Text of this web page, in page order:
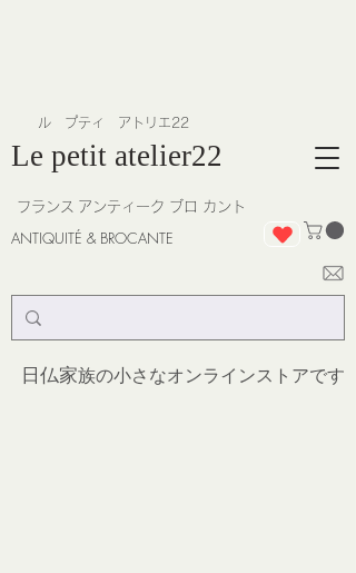
Le petit atelier22
ANTIQUITÉ & BROCANTE
アンティーク ブロ カント
日仏家族の小さなオンラインストアです
​ル プティ アトリエ22
フランス